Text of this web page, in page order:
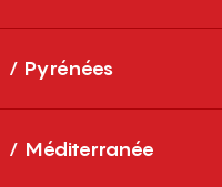
Pyrénées
Méditerranée